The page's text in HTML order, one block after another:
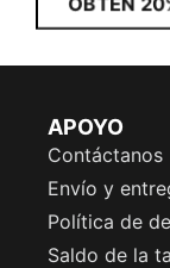
APOYO
Contáctanos
Envío y
Política de
Saldo de la